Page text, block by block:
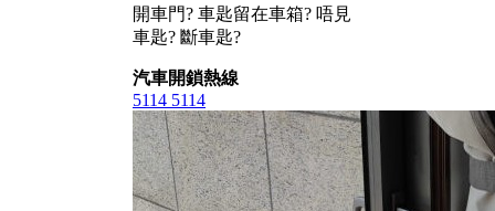
開車門? 車匙留在車箱? 唔見
車匙? 斷車匙?
汽車開鎖熱線
5114 5114